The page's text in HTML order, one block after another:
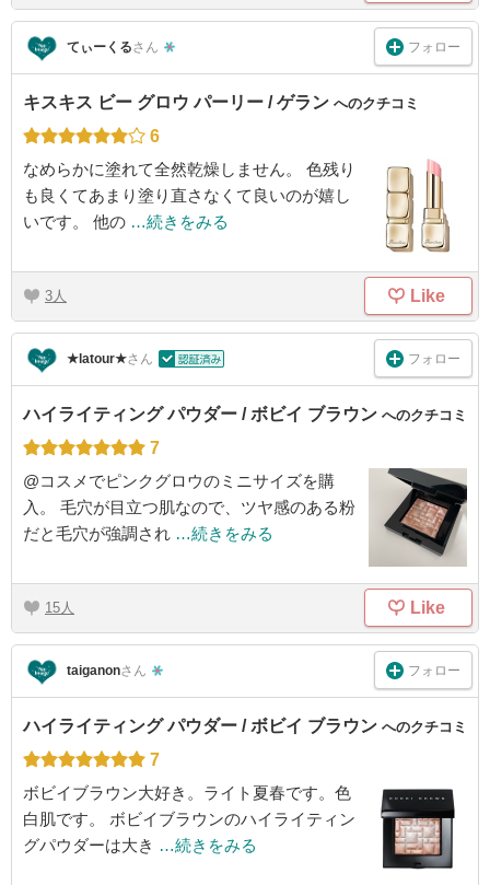
てぃーくるさん フォロー
キスキス ビー グロウ パーリー / ゲラン へのクチコミ
6
なめらかに塗れて全然乾燥しません。 色残り
も良くてあまり塗り直さなくて良いのが嬉し
いです。 他の …続きをみる
3 Like
★latour★さん フォロー
ハイライティング パウダー / ボビイ ブラウン へのクチコミ
7
@コスメでピンクグロウのミニサイズを購
入。 毛穴が目立つ肌なので、ツヤ感のある粉
だと毛穴が強調され …続きをみる
15 Like
taiganonさん フォロー
ハイライティング パウダー / ボビイ ブラウン へのクチコミ
7
ボビイブラウン大好き。ライト夏春です。色
白肌です。 ボビイブラウンのハイライティン
グパウダーは大き …続きをみる